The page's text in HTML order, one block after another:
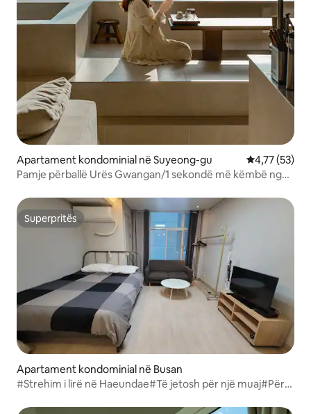
Apartament kondominial në Suyeong-gu Vlerësimi
4,77 (53)
Pamje përballë Urës Gwangan/1 sekondë më këmbë nga
Goznest"
Superpritës
Superpritës
Apartament kondominial në Busan
#Strehim i lirë në Haeundae#Të jetosh për një muaj#Për
dixhital